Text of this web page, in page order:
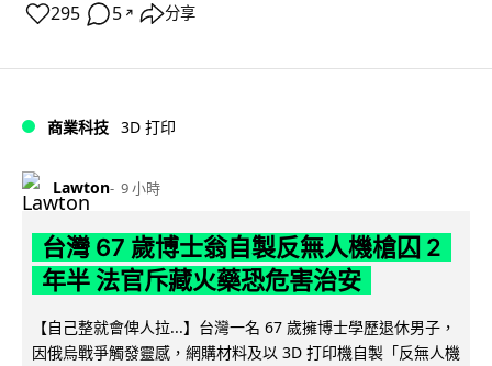
295 5 ↗ 分享
商業科技 3D 打印
Lawton 9 小時
台灣 67 歲博士翁自製反無人機槍囚 2
年半 法官斥藏火藥恐危害治安
【自己整就會俾人拉...】台灣一名 67 歲擁博士學歷退休男子，
因俄烏戰爭觸發靈感，網購材料及以 3D 打印機自製「反無人機